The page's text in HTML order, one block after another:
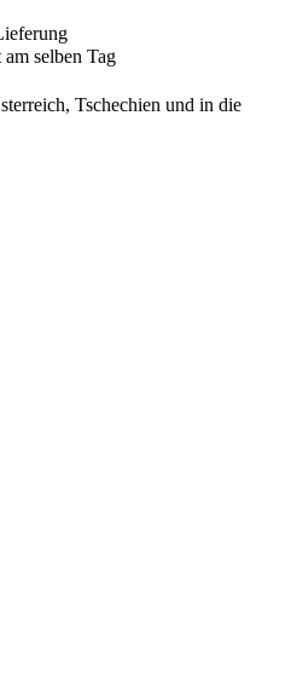
selben Tag
Tschechien und in die